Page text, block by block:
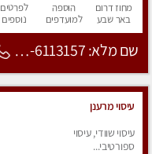
מחוז דרום
באר שבע
הוספה
למועדפים
לפרטים
נוספים
שם מלא: 053-6113157
עיסוי מרענן
עיסוי שוודי, עיסוי
ספורטיבי...